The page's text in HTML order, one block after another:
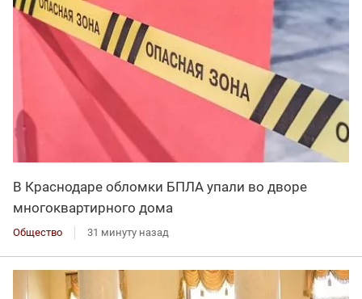
В Краснодаре обломки БПЛА упали во дворе
многоквартирного дома
Общество 31 минуту назад